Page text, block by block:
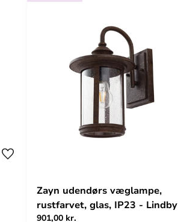
Zayn udendørs væglampe,
rustfarvet, glas, IP23 - Lindby
901,00 kr.